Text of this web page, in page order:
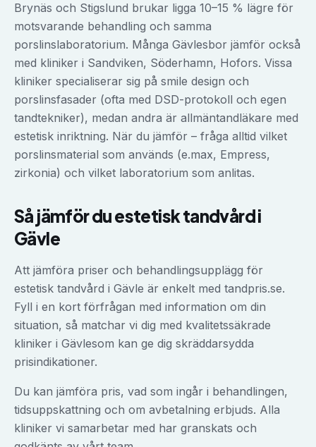
Brynäs och Stigslund brukar ligga 10–15 % lägre för
motsvarande behandling och samma
porslinslaboratorium. Många Gävlesbor jämför också
med kliniker i Sandviken, Söderhamn, Hofors. Vissa
kliniker specialiserar sig på smile design och
porslinsfasader (ofta med DSD-protokoll och egen
tandtekniker), medan andra är allmäntandläkare med
estetisk inriktning. När du jämför – fråga alltid vilket
porslinsmaterial som används (e.max, Empress,
zirkonia) och vilket laboratorium som anlitas.
Så jämför duestetisk tandvårdi
Gävle
Att jämföra priser och behandlingsupplägg för
estetisk tandvård i Gävle är enkelt med tandpris.se.
Fyll i en kort förfrågan med information om din
situation, så matchar vi dig med kvalitetssäkrade
kliniker i Gävlesom kan ge dig skräddarsydda
prisindikationer.
Du kan jämföra pris, vad som ingår i behandlingen,
tidsuppskattning och om avbetalning erbjuds. Alla
kliniker vi samarbetar med har granskats och